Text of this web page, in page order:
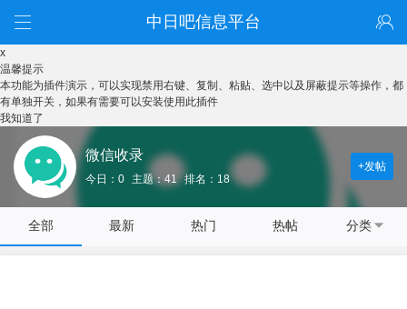
中日吧信息平台
x
温馨提示
本功能为插件演示，可以实现禁用右键、复制、粘贴、选中以及屏蔽提示等操作，都
有单独开关，如果有需要可以安装使用此插件
我知道了
微信收录
今日：0 主题：41 排名：18
+发帖
全部 最新 热门 热帖 分类